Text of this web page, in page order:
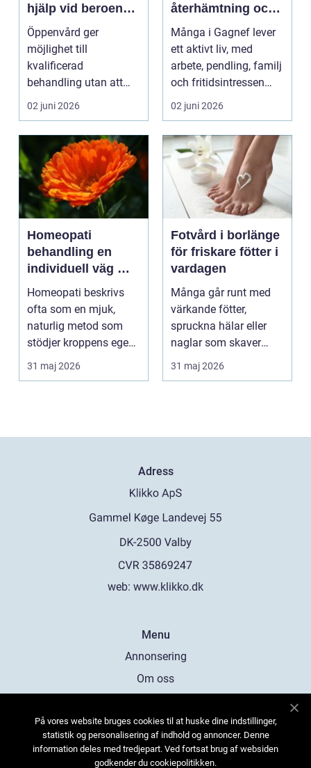
hjälp vid beroende
och annan
problematik
Öppenvård ger
möjlighet till
kvalificerad
behandling utan att
personen behöver
lämna sitt hem, sitt ...
02 juni 2026
återhämtning och
bättre hälsa
Många i Gagnef lever
ett aktivt liv, med
arbete, pendling, familj
och fritidsintressen
som ska få pl...
02 juni 2026
Homeopati
behandling en
individuell väg mot
bättre balans
Homeopati beskrivs
ofta som en mjuk,
naturlig metod som
stödjer kroppens egen
läkningsförmåga. I
31 maj 2026
Fotvård i borlänge
för friskare fötter i
vardagen
Många går runt med
värkande fötter,
spruckna hälar eller
naglar som skaver
utan att göra något åt
31 maj 2026
Adress
web: www.klikko.dk
Menu
Annonsering
Om oss
Kontakta oss
Sitemap
På vores website bruges cookies til at huske dine indstillinger,
statistik og personalisering af indhold og annoncer. Denne
information deles med tredjepart. Ved fortsat brug af websiden
godkender du cookiepolitikken.